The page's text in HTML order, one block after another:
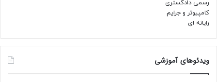
ویدئوهای آموزشی